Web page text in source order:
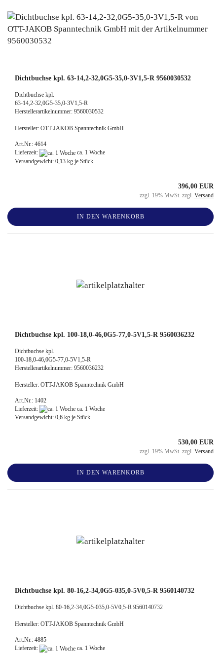
Dichtbuchse kpl. 63-14,2-32,0G5-35,0-3V1,5-R 9560030532
Dichtbuchse kpl.
63-14,2-32,0G5-35,0-3V1,5-R
Herstellerartikelnummer: 9560030532
Hersteller: OTT-JAKOB Spanntechnik GmbH
Art.Nr.: 4614
Lieferzeit:
ca. 1 Woche
Versandgewicht: 0,13 kg je Stück
396,00 EUR
zzgl. 19% MwSt. zzgl. Versand
IN DEN WARENKORB
Dichtbuchse kpl. 100-18,0-46,0G5-77,0-5V1,5-R 9560036232
Dichtbuchse kpl.
100-18,0-46,0G5-77,0-5V1,5-R
Herstellerartikelnummer: 9560036232
Hersteller: OTT-JAKOB Spanntechnik GmbH
Art.Nr.: 1402
Lieferzeit:
ca. 1 Woche
Versandgewicht: 0,6 kg je Stück
530,00 EUR
zzgl. 19% MwSt. zzgl. Versand
IN DEN WARENKORB
Dichtbuchse kpl. 80-16,2-34,0G5-035,0-5V0,5-R 9560140732
Dichtbuchse kpl. 80-16,2-34,0G5-035,0-5V0,5-R 9560140732
Hersteller: OTT-JAKOB Spanntechnik GmbH
Art.Nr.: 4885
Lieferzeit:
ca. 1 Woche